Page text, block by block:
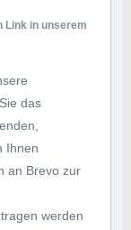
Link in unserem
das
Ihnen
an Brevo zur
werden